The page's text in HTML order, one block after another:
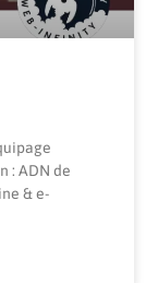
: ADN de
& e-